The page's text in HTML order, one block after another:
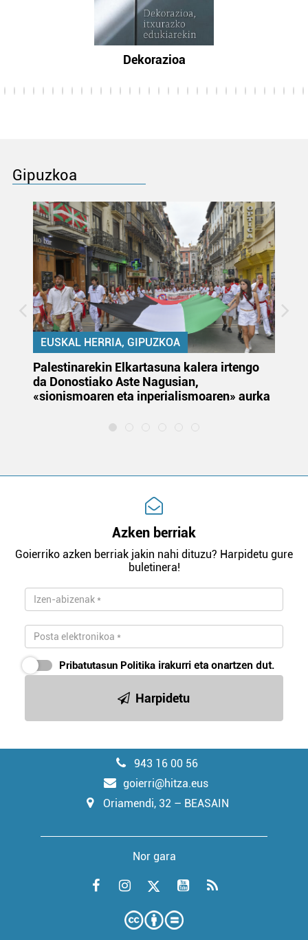
Dekorazioa
Gipuzkoa
EUSKAL HERRIA, GIPUZKOA
Palestinarekin Elkartasuna kalera irtengo
da Donostiako Aste Nagusian,
«sionismoaren eta inperialismoaren» aurka
Azken berriak
Goierriko azken berriak jakin nahi dituzu? Harpidetu gure
buletinera!
Pribatutasun Politika irakurri eta onartzen dut.
Harpidetu
943 16 00 56
goierri@hitza.eus
Oriamendi, 32 – BEASAIN
Nor gara